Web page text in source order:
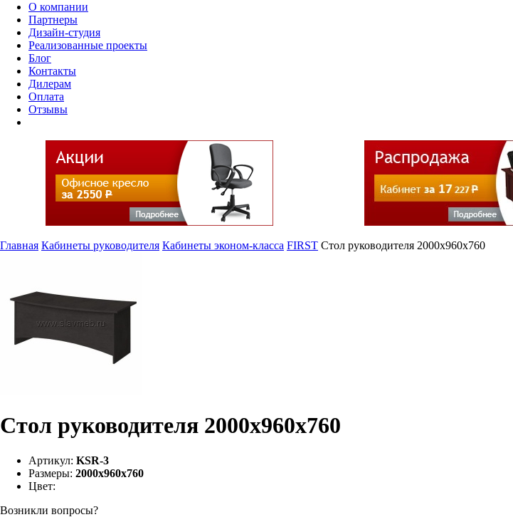
О компании
Партнеры
Дизайн-студия
Реализованные проекты
Блог
Контакты
Дилерам
Оплата
Отзывы
Главная Кабинеты руководителя Кабинеты эконом-класса FIRST Стол руководителя 2000х960х760
Стол руководителя 2000х960х760
Артикул: KSR-3
Размеры: 2000х960х760
Цвет:
Возникли вопросы?